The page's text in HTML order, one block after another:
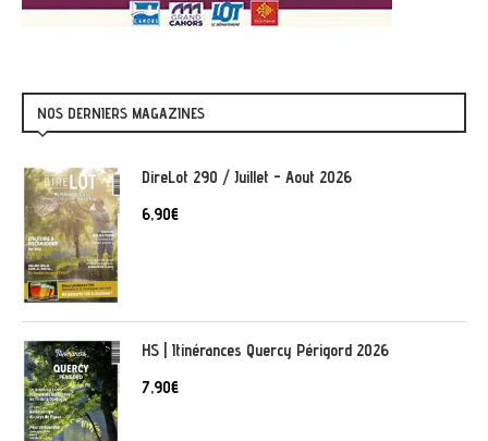
NOS DERNIERS MAGAZINES
DireLot 290 / Juillet - Aout 2026
6,90€
HS | Itinérances Quercy Périgord 2026
7,90€